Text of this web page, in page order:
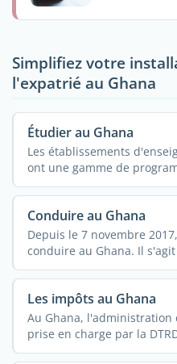
Simplifiez votre
l'expatrié au Ghana
Étudier au Ghana
Les établissements
ont une gamme de
Conduire au Ghana
Depuis le 7 novembre
conduire au Ghana. Il
Les impôts au Ghana
Au Ghana,
prise en charge par la